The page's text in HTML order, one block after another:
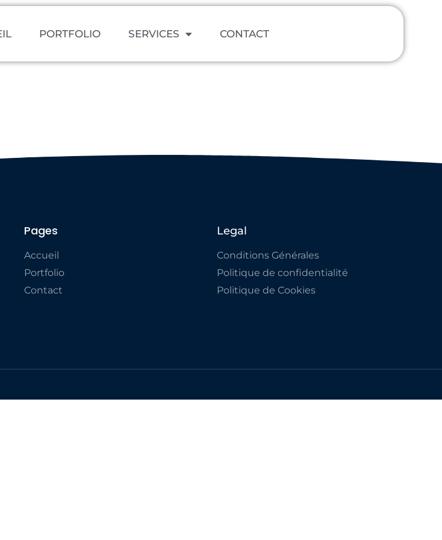
PORTFOLIO SERVICES CONTACT
Pages
Accueil
Portfolio
Contact
Legal
Conditions Générales
Politique de confidentialité
Politique de Cookies